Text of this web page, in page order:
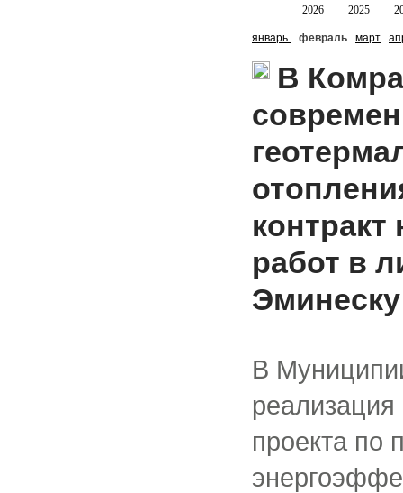
2026 2025
январь февраль март
В
работ в
Эминеску
В
реализация
проекта